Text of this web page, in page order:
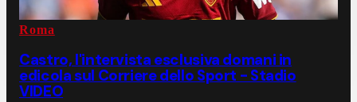
Roma
Castro, l'intervista esclusiva domani in
edicola sul Corriere dello Sport - Stadio
VIDEO